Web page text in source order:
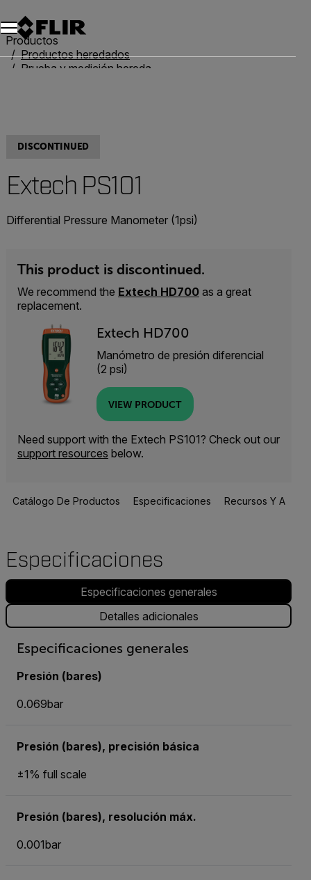
Productos
Productos heredados
Prueba y medición heredadas
DISCONTINUED
Extech PS101
Differential Pressure Manometer (1psi)
This product is discontinued.
We recommend the Extech HD700 as a great
replacement.
Extech HD700
Manómetro de presión diferencial
(2 psi)
VIEW PRODUCT
Need support with the Extech PS101? Check out our
support resources below.
Catálogo De Productos Especificaciones Recursos Y
Especificaciones
Especificaciones generales
Detalles adicionales
Especificaciones generales
Presión (bares)
0.069bar
Presión (bares), precisión básica
±1% full scale
Presión (bares), resolución máx.
0.001bar